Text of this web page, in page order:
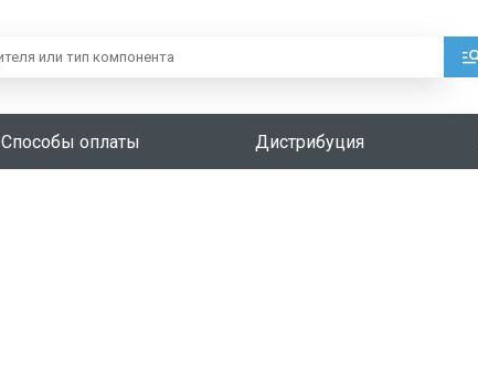
Способы оплаты Дистрибуция